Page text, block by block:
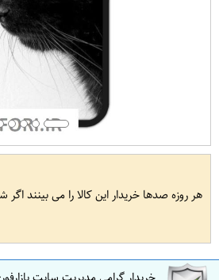
هر روزه صدها خریدار این کالا را می بینند اگر